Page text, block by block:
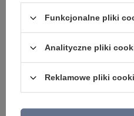
SŁUPKI
LAMPY
LAMPY
LAMPY
GIRLANDY
Funkcjonalne pliki
Analityczne pliki
Reklamowe pliki